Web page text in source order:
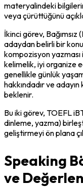
materyalindeki
veya çürüttüğünü
İkinci görev,
adaydan belirli bir
kompozisyon
kelimelik, iyi organize
genellikle günlük
hakkındadır ve
beklenir.
Bu iki görev, TOEFL
dinleme, yazma)
geliştirmeyi ön plana
Speaking
ve